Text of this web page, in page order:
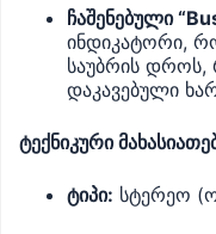
ჩაშენებული
ინდიკატორი,
საუბრის
დაკავებული
ტექნიკური
ტიპი: სტერეო